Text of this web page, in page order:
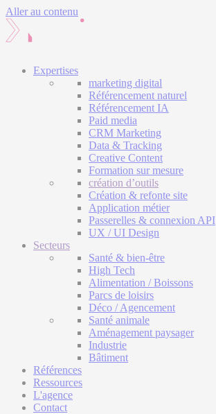
Aller au contenu
Expertises
marketing digital
Référencement naturel
Référencement IA
Paid media
CRM Marketing
Data & Tracking
Creative Content
Formation sur mesure
création d’outils
Création & refonte site
Application métier
Passerelles & connexion API
UX / UI Design
Secteurs
Santé & bien-être
High Tech
Alimentation / Boissons
Parcs de loisirs
Déco / Agencement
Santé animale
Aménagement paysager
Industrie
Bâtiment
Références
Ressources
L'agence
Contact